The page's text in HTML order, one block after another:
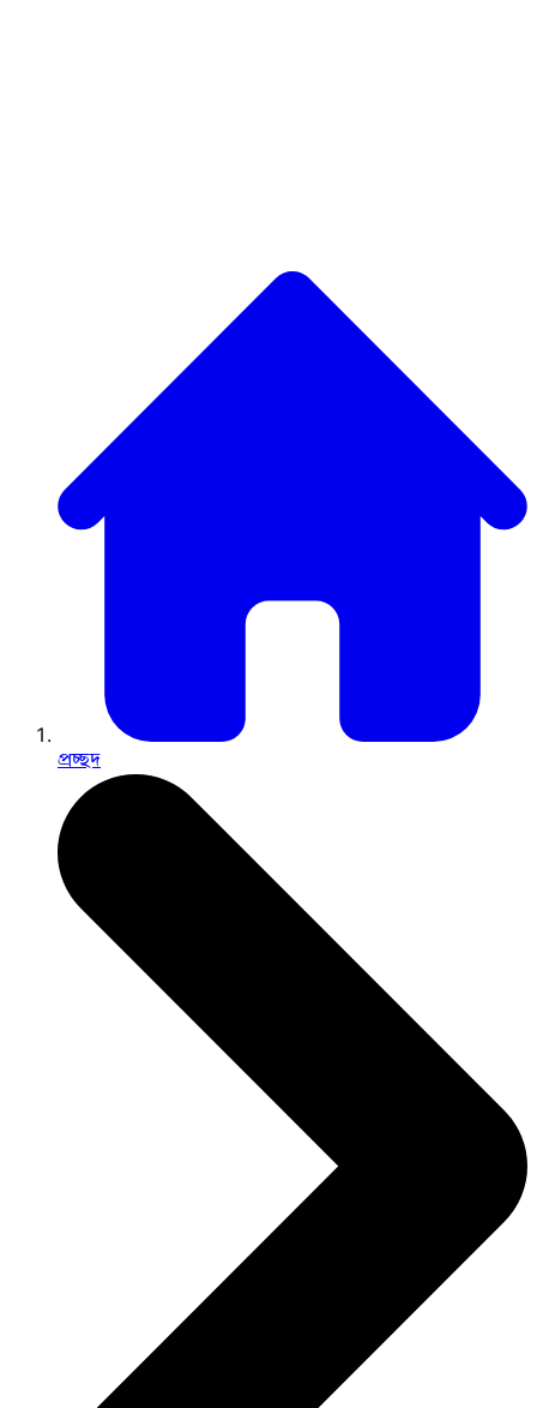
প্রচ্ছদ